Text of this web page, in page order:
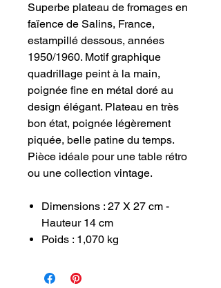
Superbe plateau de fromages en
faïence de Salins, France,
estampillé dessous, années
1950/1960. Motif graphique
quadrillage peint à la main,
poignée fine en métal doré au
design élégant. Plateau en très
bon état, poignée légèrement
piquée, belle patine du temps.
Pièce idéale pour une table rétro
ou une collection vintage.
Dimensions : 27 X 27 cm -
Hauteur 14 cm
Poids : 1,070 kg